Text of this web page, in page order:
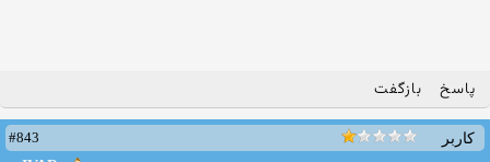
پاسخ بازگفت
کاربر
#843